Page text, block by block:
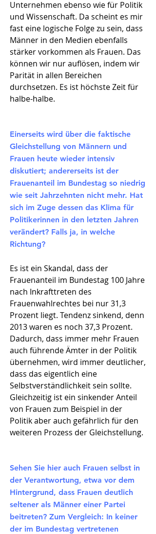
Unternehmen ebenso wie für Politik
und Wissenschaft. Da scheint es mir
fast eine logische Folge zu sein, dass
Männer in den Medien ebenfalls
stärker vorkommen als Frauen. Das
können wir nur auflösen, indem wir
Parität in allen Bereichen
durchsetzen. Es ist höchste Zeit für
halbe-halbe.
Einerseits wird über die faktische
Gleichstellung von Männern und
Frauen heute wieder intensiv
diskutiert; andererseits ist der
Frauenanteil im Bundestag so niedrig
wie seit Jahrzehnten nicht mehr. Hat
sich im Zuge dessen das Klima für
Politikerinnen in den letzten Jahren
verändert? Falls ja, in welche
Richtung?
Es ist ein Skandal, dass der
Frauenanteil im Bundestag 100 Jahre
nach Inkrafttreten des
Frauenwahlrechtes bei nur 31,3
Prozent liegt. Tendenz sinkend, denn
2013 waren es noch 37,3 Prozent.
Dadurch, dass immer mehr Frauen
auch führende Ämter in der Politik
übernehmen, wird immer deutlicher,
dass das eigentlich eine
Selbstverständlichkeit sein sollte.
Gleichzeitig ist ein sinkender Anteil
von Frauen zum Beispiel in der
Politik aber auch gefährlich für den
weiteren Prozess der Gleichstellung.
Sehen Sie hier auch Frauen selbst in
der Verantwortung, etwa vor dem
Hintergrund, dass Frauen deutlich
seltener als Männer einer Partei
beitreten? Zum Vergleich: In keiner
der im Bundestag vertretenen